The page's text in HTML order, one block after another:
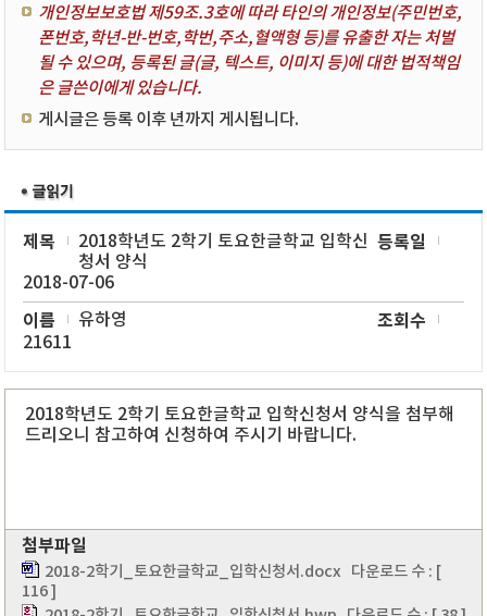
개인정보보호법 제59조.3호에 따라 타인의 개인정보(주민번호,
폰번호,학년-반-번호,학번,주소,혈액형 등)를 유출한 자는 처벌
될 수 있으며, 등록된 글(글, 텍스트, 이미지 등)에 대한 법적책임
은 글쓴이에게 있습니다.
게시글은 등록 이후 년까지 게시됩니다.
제목
2018학년도 2학기 토요한글학교 입학신
청서 양식
등록일
2018-07-06
이름 유하영 조회수
21611
2018학년도 2학기 토요한글학교 입학신청서 양식을 첨부해
드리오니 참고하여 신청하여 주시기 바랍니다.
첨부파일
2018-2학기_토요한글학교_입학신청서.docx 다운로드 수 : [
116 ]